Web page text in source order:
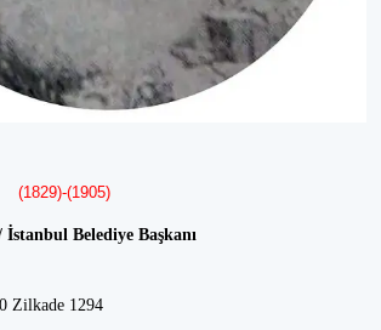
(1829)-(1905)
Belediye Başkanı
Zilkade 1294